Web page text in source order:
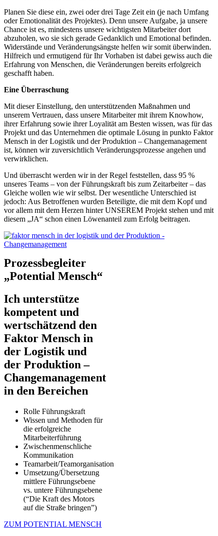
Planen Sie diese ein, zwei oder drei Tage Zeit ein (je nach Umfang
oder Emotionalität des Projektes). Denn unsere Aufgabe, ja unsere
Chance ist es, mindestens unsere wichtigsten Mitarbeiter dort
abzuholen, wo sie sich gerade Gedanklich und Emotional befinden.
Widerstände und Veränderungsängste helfen wir somit überwinden.
Hilfreich und ermutigend für Ihr Vorhaben ist dabei gewiss auch die
Erfahrung von Menschen, die Veränderungen bereits erfolgreich
geschafft haben.
Eine Überraschung
Mit dieser Einstellung, den unterstützenden Maßnahmen und
unserem Vertrauen, dass unsere Mitarbeiter mit ihrem Knowhow,
ihrer Erfahrung sowie ihrer Loyalität am Besten wissen, was für das
Projekt und das Unternehmen die optimale Lösung in punkto Faktor
Mensch in der Logistik und der Produktion – Changemanagement
ist, können wir zuversichtlich Veränderungsprozesse angehen und
verwirklichen.
Und überrascht werden wir in der Regel feststellen, dass 95 %
unseres Teams – von der Führungskraft bis zum Zeitarbeiter – das
Gleiche wollen wie wir selbst. Der wesentliche Unterschied ist
jedoch: Aus Betroffenen wurden Beteiligte, die mit dem Kopf und
vor allem mit dem Herzen hinter UNSEREM Projekt stehen und mit
diesem „JA“ schon einen Löwenanteil zum Erfolg beitragen.
Prozessbegleiter
„Potential Mensch“
Ich unterstütze
kompetent und
wertschätzend den
Faktor Mensch in
der Logistik und
der Produktion –
Changemanagement
in den Bereichen
Rolle Führungskraft
Wissen und Methoden für
die erfolgreiche
Mitarbeiterführung
Zwischenmenschliche
Kommunikation
Teamarbeit/Teamorganisation
Umsetzung/Übersetzung
mittlere Führungsebene
vs. untere Führungsebene
(“Die Kraft des Motors
auf die Straße bringen”)
ZUM POTENTIAL MENSCH